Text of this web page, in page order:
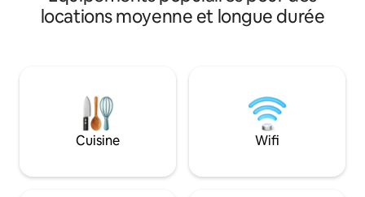
locations moyenne et longue durée
Cuisine Wifi